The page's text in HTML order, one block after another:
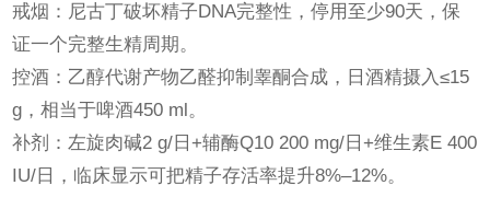
戒烟：尼古丁破坏精子DNA完整性，停用至少90天，保
证一个完整生精周期。
控酒：乙醇代谢产物乙醛抑制睾酮合成，日酒精摄入≤15
g，相当于啤酒450 ml。
补剂：左旋肉碱2 g/日+辅酶Q10 200 mg/日+维生素E 400
IU/日，临床显示可把精子存活率提升8%–12%。